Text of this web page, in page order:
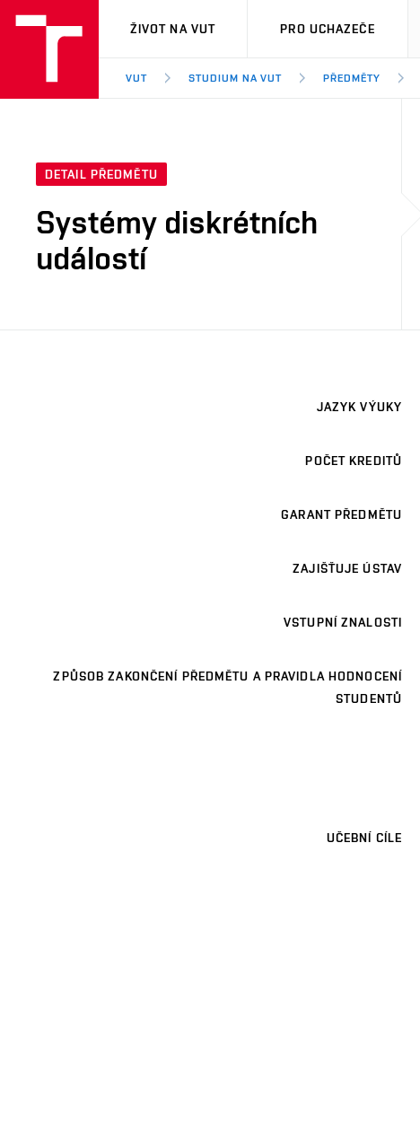
VUT
ŽIVOT NA VUT PRO UCHAZEČE
VUT STUDIUM NA VUT PŘEDMĚTY
DETAIL PŘEDMĚTU
Systémy diskrétních
událostí
JAZYK VÝUKY
POČET KREDITŮ
GARANT PŘEDMĚTU
ZAJIŠŤUJE ÚSTAV
VSTUPNÍ ZNALOSTI
ZPŮSOB ZAKONČENÍ PŘEDMĚTU A PRAVIDLA HODNOCENÍ
STUDENTŮ
UČEBNÍ CÍLE